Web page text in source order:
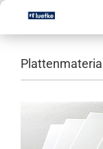
Plattenmaterial